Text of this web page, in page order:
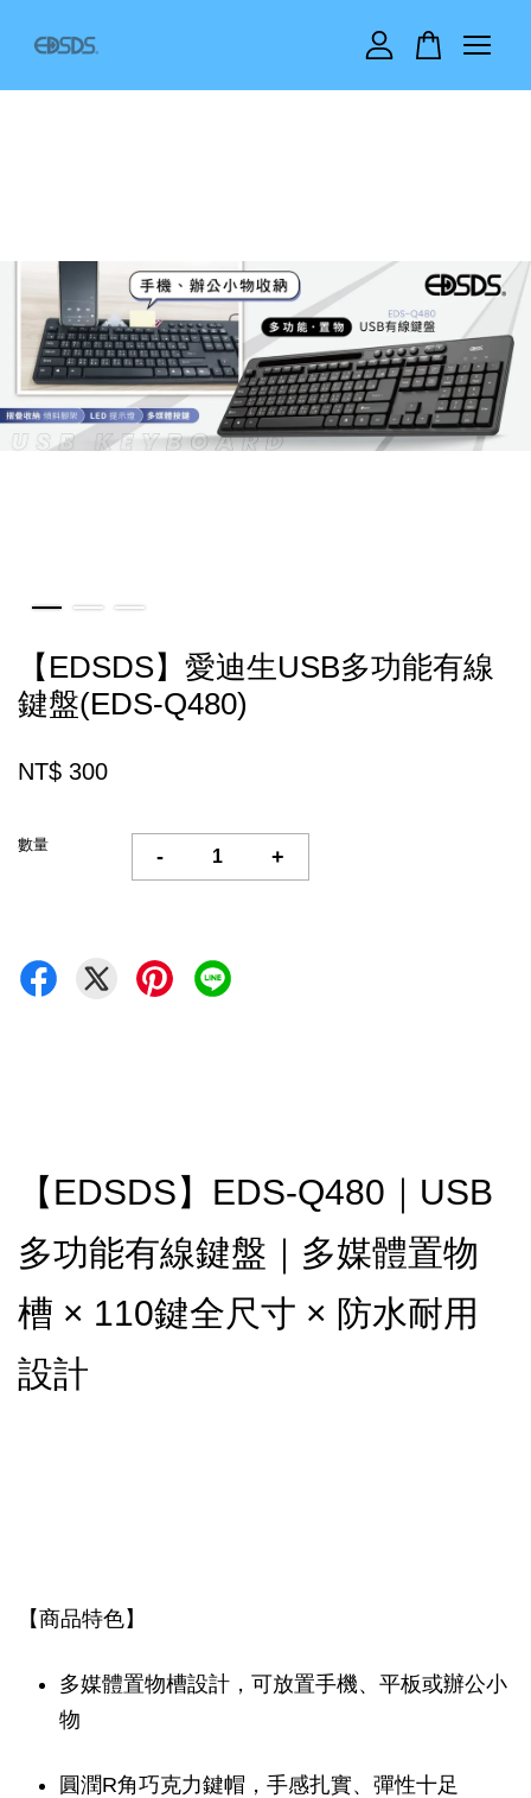
【EDSDS】愛迪生USB多功能有線
鍵盤(EDS-Q480)
NT$ 300
數量
- +
【EDSDS】EDS-Q480｜USB
多功能有線鍵盤｜多媒體置物
槽 × 110鍵全尺寸 × 防水耐用
設計
【商品特色】
多媒體置物槽設計，可放置手機、平板或辦公小
物
圓潤R角巧克力鍵帽，手感扎實、彈性十足